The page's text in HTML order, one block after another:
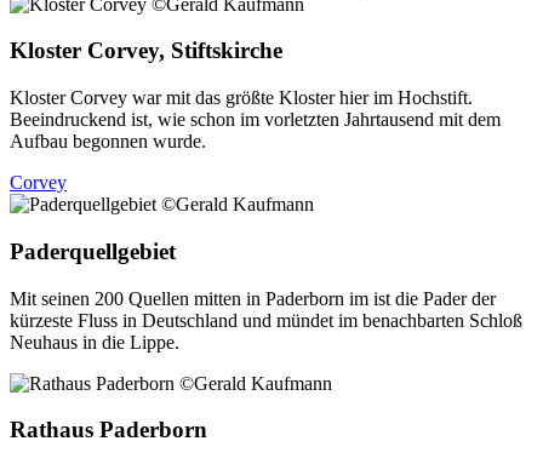
Kloster Corvey, Stiftskirche
Kloster Corvey war mit das größte Kloster hier im Hochstift.
Beeindruckend ist, wie schon im vorletzten Jahrtausend mit dem
Aufbau begonnen wurde.
Corvey
Paderquellgebiet
Mit seinen 200 Quellen mitten in Paderborn im ist die Pader der
kürzeste Fluss in Deutschland und mündet im benachbarten Schloß
Neuhaus in die Lippe.
Rathaus Paderborn